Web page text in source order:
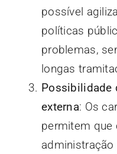
possível
políticas
problemas,
longas
Possibilidade
externa: Os
permitem que